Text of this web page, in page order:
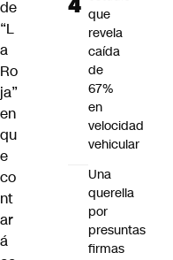
de
“L
a
Ro
ja”
en
qu
e
co
nt
ar
á
que
revela
caída
de
67%
en
velocidad
vehicular
Una
querella
por
presuntas
firmas